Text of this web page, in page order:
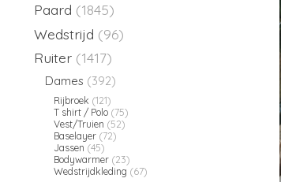
Paard (1845)
Wedstrijd (96)
Ruiter (1417)
Dames (392)
Rijbroek (121)
T shirt / Polo (75)
Vest/Truien (52)
Baselayer (72)
Jassen (45)
Bodywarmer (23)
Wedstrijdkleding (67)